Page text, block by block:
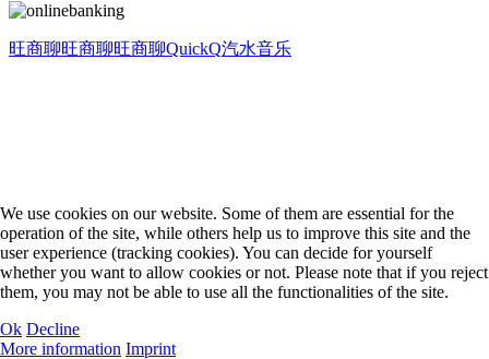
We use cookies on our website. Some of them are essential for the
operation of the site, while others help us to improve this site and the
user experience (tracking cookies). You can decide for yourself
whether you want to allow cookies or not. Please note that if you reject
them, you may not be able to use all the functionalities of the site.
Ok Decline
More information Imprint
旺商聊旺商聊旺商聊QuickQ汽水音乐